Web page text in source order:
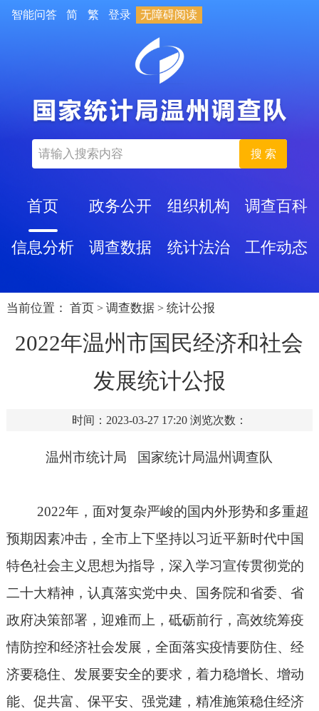
智能问答 简 繁 登录 无障碍阅读
搜 索
首页 政务公开 组织机构 调查百科
信息分析 调查数据 统计法治 工作动态
当前位置： 首页 > 调查数据 > 统计公报
2022年温州市国民经济和社会
发展统计公报
时间：2023-03-27 17:20 浏览次数：
温州市统计局 国家统计局温州调查队
2022年，面对复杂严峻的国内外形势和多重超
预期因素冲击，全市上下坚持以习近平新时代中国
特色社会主义思想为指导，深入学习宣传贯彻党的
二十大精神，认真落实党中央、国务院和省委、省
政府决策部署，迎难而上，砥砺前行，高效统筹疫
情防控和经济社会发展，全面落实疫情要防住、经
济要稳住、发展要安全的要求，着力稳增长、增动
能、促共富、保平安、强党建，精准施策稳住经济